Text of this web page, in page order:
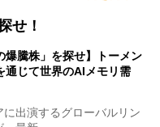
せ！
爆騰株」を探せ】トーメン
通じて世界のAIメモリ需
出演するグローバルリン